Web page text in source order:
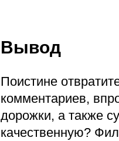
Вывод
Поистине
комментариев,
дорожки, а также
качественную?